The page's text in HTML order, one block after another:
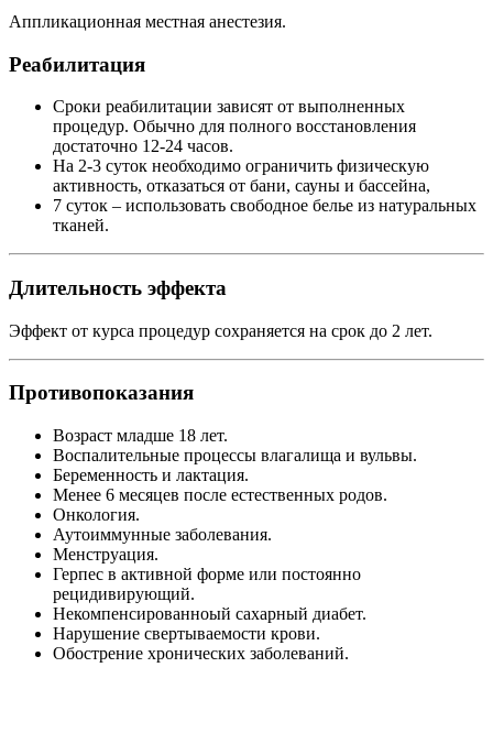
Аппликационная местная анестезия.
Реабилитация
Сроки реабилитации зависят от выполненных
процедур. Обычно для полного восстановления
достаточно 12-24 часов.
На 2-3 суток необходимо ограничить физическую
активность, отказаться от бани, сауны и бассейна,
7 суток – использовать свободное белье из натуральных
тканей.
Длительность эффекта
Эффект от курса процедур сохраняется на срок до 2 лет.
Противопоказания
Возраст младше 18 лет.
Воспалительные процессы влагалища и вульвы.
Беременность и лактация.
Менее 6 месяцев после естественных родов.
Онкология.
Аутоиммунные заболевания.
Менструация.
Герпес в активной форме или постоянно
рецидивирующий.
Некомпенсированноый сахарный диабет.
Нарушение свертываемости крови.
Обострение хронических заболеваний.